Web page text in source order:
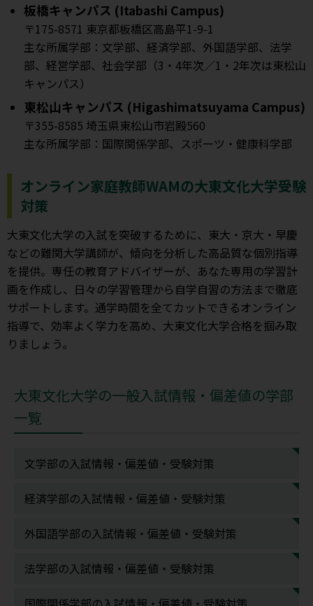
板橋キャンパス (Itabashi Campus)
〒175-8571 東京都板橋区高島平1-9-1
主な所属学部：文学部、経済学部、外国語学部、法学
部、経営学部、社会学部（3・4年次／1・2年次は東松山
キャンパス）
東松山キャンパス (Higashimatsuyama Campus)
〒355-8585 埼玉県東松山市岩殿560
主な所属学部：国際関係学部、スポーツ・健康科学部
オンライン家庭教師WAMの大東文化大学受験
対策
大東文化大学の入試を突破するために、東大・京大・早慶
などの難関大学講師が、傾向を分析した高品質な個別指導
を提供。専任の教育アドバイザーが、あなた専用の学習計
画を作成し、日々の学習管理から自学自習の方法まで徹底
サポートします。通学時間を全てカットできるオンライン
指導で、効率よく学力を高め、大東文化大学合格を掴み取
りましょう。
大東文化大学の一般入試情報・偏差値の学部
一覧
文学部の入試情報・偏差値・受験対策
経済学部の入試情報・偏差値・受験対策
外国語学部の入試情報・偏差値・受験対策
法学部の入試情報・偏差値・受験対策